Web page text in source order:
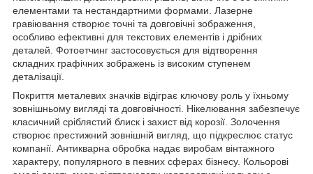
елементами та нестандартними формами. Лазерне
гравіювання створює точні та довговічні зображення,
особливо ефективні для текстових елементів і дрібних
деталей. Фотоетчинг застосовується для відтворення
складних графічних зображень із високим ступенем
деталізації.
Покриття металевих значків відіграє ключову роль у їхньому
зовнішньому вигляді та довговічності. Нікелювання забезпечує
класичний сріблястий блиск і захист від корозії. Золочення
створює престижний зовнішній вигляд, що підкреслює статус
компанії. Антикварна обробка надає виробам вінтажного
характеру, популярного в певних сферах бізнесу. Кольорові